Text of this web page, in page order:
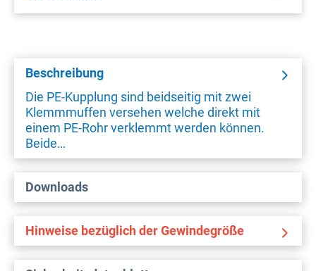
Beschreibung
Die PE-Kupplung sind beidseitig mit zwei
Klemmmuffen versehen welche direkt mit
einem PE-Rohr verklemmt werden können.
Beide…
Downloads
Hinweise bezüglich der Gewindegröße